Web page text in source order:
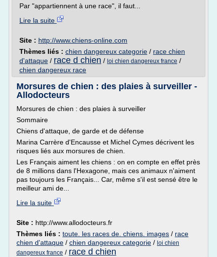
Par "appartiennent à une race", il faut...
Lire la suite
Site : http://www.chiens-online.com
Thèmes liés : chien dangereux categorie / race chien
d'attaque / race d chien / loi chien dangereux france /
chien dangereux race
Morsures de chien : des plaies à surveiller -
Allodocteurs
Morsures de chien : des plaies à surveiller
Sommaire
Chiens d'attaque, de garde et de défense
Marina Carrère d'Encausse et Michel Cymes décrivent les
risques liés aux morsures de chien.
Les Français aiment les chiens : on en compte en effet près
de 8 millions dans l'Hexagone, mais ces animaux n'aiment
pas toujours les Français... Car, même s'il est sensé être le
meilleur ami de...
Lire la suite
Site : http://www.allodocteurs.fr
Thèmes liés : toute. les races de. chiens. images / race
chien d'attaque / chien dangereux categorie / loi chien
dangereux france / race d chien